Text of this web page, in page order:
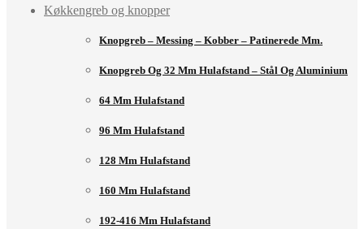
Køkkengreb og knopper
Knopgreb – Messing – Kobber – Patinerede Mm.
Knopgreb Og 32 Mm Hulafstand – Stål Og Aluminium
64 Mm Hulafstand
96 Mm Hulafstand
128 Mm Hulafstand
160 Mm Hulafstand
192-416 Mm Hulafstand